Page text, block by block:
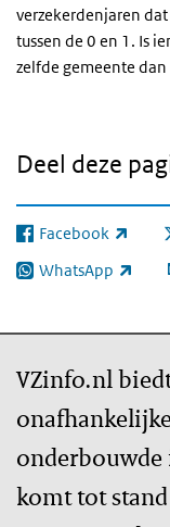
verzekerdenjaren
tussen de 0 en 1. Is
zelfde gemeente dan
Deel deze
Facebook
(externe link)
WhatsApp
(externe link)
VZinfo.nl
komt tot